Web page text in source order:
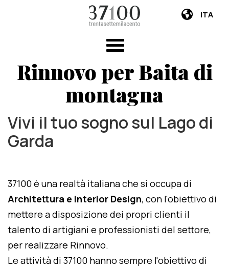
ITA
Rinnovo per Baita di
montagna
Vivi il tuo sogno sul Lago di
Garda
37100 è una realtà italiana che si occupa di
Architettura e Interior Design, con l'obiettivo di
mettere a disposizione dei propri clienti il
talento di artigiani e professionisti del settore,
per realizzare Rinnovo.
Le attività di 37100 hanno sempre l'obiettivo di